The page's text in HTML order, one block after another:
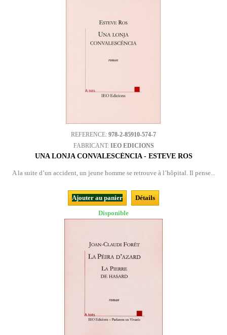
REFERENCE: 978-2-85910-574-7
FABRICANT: IEO EDICIONS
UNA LONJA CONVALESCÉNCIA - ESTEVE ROS
A la suite d’un accident, un jeune homme se retrouve à l’hôpital. Il pense...
Ajouter au panier
Détails
Disponible